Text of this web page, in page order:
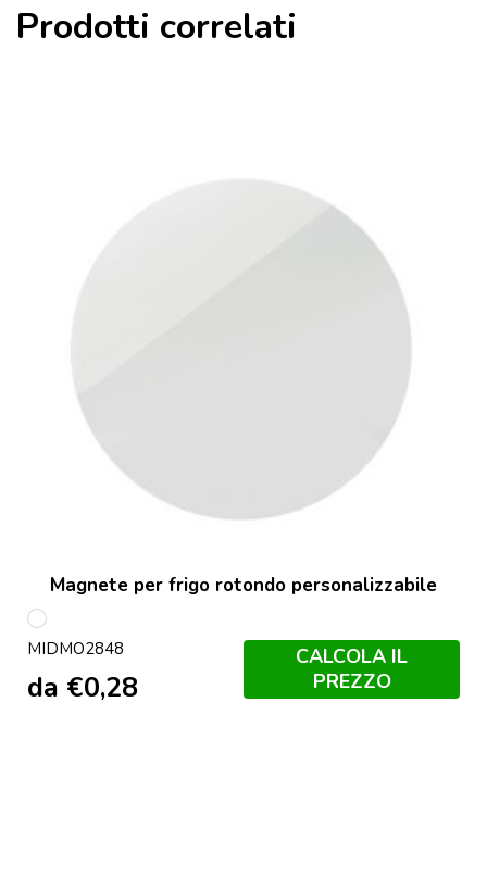
Prodotti correlati
Magnete per frigo rotondo personalizzabile
Bianco
MIDMO2848
da €0,28
CALCOLA IL
PREZZO